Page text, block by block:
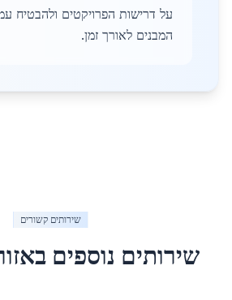
על דרישות הפרויקטים ולהבטיח
המבנים לאורך זמן.
שירותים קשורים
שירותים נוספים